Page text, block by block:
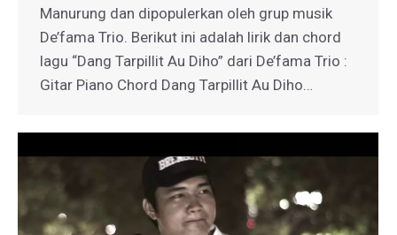
Manurung dan dipopulerkan oleh grup musik
De’fama Trio. Berikut ini adalah lirik dan chord
lagu “Dang Tarpillit Au Diho” dari De’fama Trio :
Gitar Piano Chord Dang Tarpillit Au Diho…